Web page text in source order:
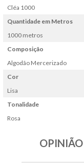
Cléa 1000
Quantidade em Metros
1000 metros
Composição
Algodão Mercerizado
Cor
Lisa
Tonalidade
Rosa